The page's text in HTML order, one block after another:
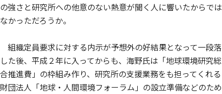
の強さと研究所への他意のない熱意が聞く人に響いたからでは
なかっただろうか。
組織定員要求に対する内示が予想外の好結果となって一段落
した後、平成２年に入ってからも、海野氏は「地球環境研究総
合推進費」の枠組み作り、研究所の支援業務をも担ってくれる
財団法人「地球・人間環境フォーラム」の設立準備などのため